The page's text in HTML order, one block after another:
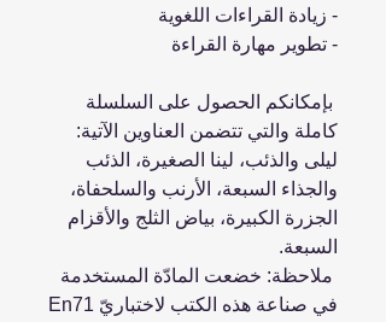
- زيادة القراءات اللغوية
- تطوير مهارة القراءة
بإمكانكم الحصول على السلسلة
كاملة والتي تتضمن العناوين الآتية:
ليلى والذئب، لينا الصغيرة، الذئب
والجذاء السبعة، الأرنب والسلحفاة،
الجزرة الكبيرة، بياض الثلج والأقزام
السبعة.
ملاحظة: خضعت المادّة المستخدمة
في صناعة هذه الكتب لاختباريّ En71